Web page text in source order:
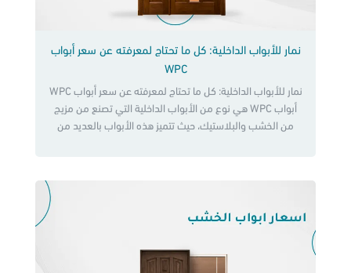
نمار للأبواب الداخلية: كل ما تحتاج لمعرفته عن سعر أبواب
WPC
نمار للأبواب الداخلية: كل ما تحتاج لمعرفته عن سعر أبواب WPC
أبواب WPC هي نوع من الأبواب الداخلية التي تصنع من مزيج
من الخشب والبلاستيك، حيث تتميز هذه الأبواب بالعديد من